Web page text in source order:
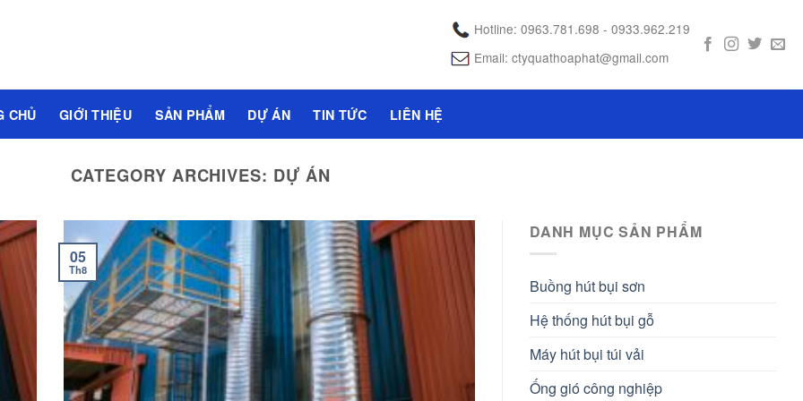
Hotline: 0963.781.698 - 0933.962.219
Email: ctyquathoaphat@gmail.com
CHỦ GIỚI THIỆU SẢN PHẨM DỰ ÁN TIN TỨC LIÊN HỆ
CATEGORY ARCHIVES: DỰ ÁN
05
Th8
DANH MỤC SẢN PHẨM
Buồng hút bụi sơn
Hệ thống hút bụi gỗ
Máy hút bụi túi vải
Ống gió công nghiệp